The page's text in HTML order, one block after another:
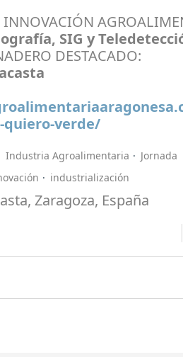
SIG y
DESTACADO:
quiero-verde/
Industria Agroalimentaria
Jornada
industrialización
Zaragoza, España